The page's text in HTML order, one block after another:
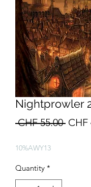
Nightprowler
CHF 55.00 CHF
10%AWY13
Quantity *